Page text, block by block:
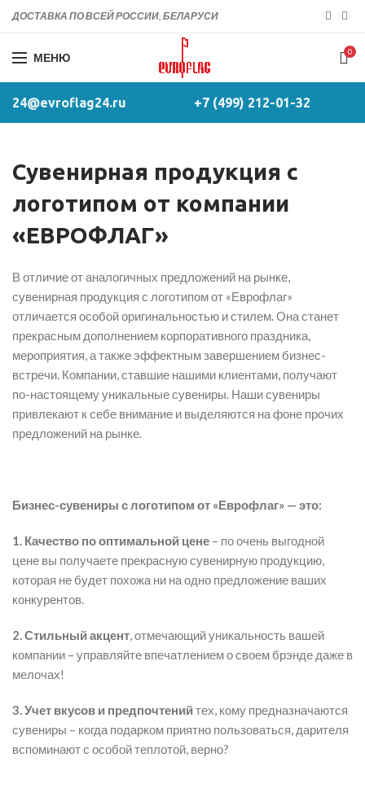
ДОСТАВКА ПО ВСЕЙ РОССИИ, БЕЛАРУСИ
МЕНЮ 0
24@evroflag24.ru +7 (499) 212-01-32
Сувенирная продукция с
логотипом от компании
«ЕВРОФЛАГ»
В отличие от аналогичных предложений на рынке,
сувенирная продукция с логотипом от «Еврофлаг»
отличается особой оригинальностью и стилем. Она станет
прекрасным дополнением корпоративного праздника,
мероприятия, а также эффектным завершением бизнес-
встречи. Компании, ставшие нашими клиентами, получают
по-настоящему уникальные сувениры. Наши сувениры
привлекают к себе внимание и выделяются на фоне прочих
предложений на рынке.
Бизнес-сувениры с логотипом от «Еврофлаг» — это:
1. Качество по оптимальной цене – по очень выгодной
цене вы получаете прекрасную сувенирную продукцию,
которая не будет похожа ни на одно предложение ваших
конкурентов.
2. Стильный акцент, отмечающий уникальность вашей
компании – управляйте впечатлением о своем брэнде даже в
мелочах!
3. Учет вкусов и предпочтенийтех, кому предназначаются
сувениры – когда подарком приятно пользоваться, дарителя
вспоминают с особой теплотой, верно?